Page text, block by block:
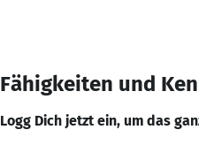
Fähigkeiten und
Logg Dich jetzt ein, um das